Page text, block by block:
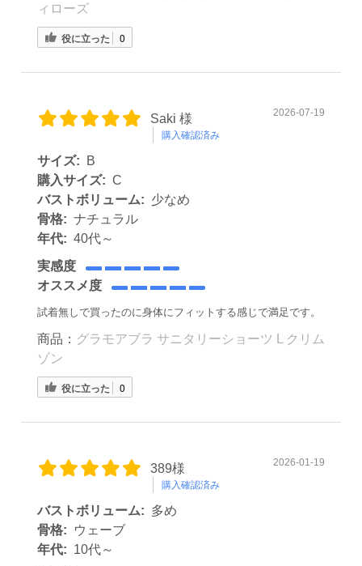
ィローズ
役に立った 0
Saki 様
購入確認済み
2026-07-19
サイズ:
B
購入サイズ: C
バストボリューム: 少なめ
骨格: ナチュラル
年代: 40代～
実感度
オススメ度
試着無しで買ったのに身体にフィットする感じで満足です。
商品： グラモアブラ サニタリーショーツ L クリム
ゾン
役に立った 0
389様
購入確認済み
2026-01-19
バストボリューム: 多め
骨格:
ウェーブ
年代: 10代～